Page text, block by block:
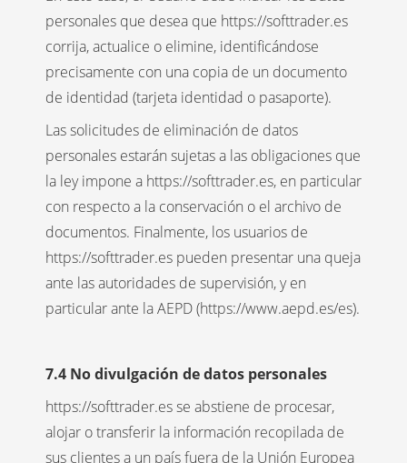
personales que desea que https://softtrader.es
corrija, actualice o elimine, identificándose
precisamente con una copia de un documento
de identidad (tarjeta identidad o pasaporte).
Las solicitudes de eliminación de datos
personales estarán sujetas a las obligaciones que
la ley impone a https://softtrader.es, en particular
con respecto a la conservación o el archivo de
documentos. Finalmente, los usuarios de
https://softtrader.es pueden presentar una queja
ante las autoridades de supervisión, y en
particular ante la AEPD (https://www.aepd.es/es).
7.4 No divulgación de datos personales
https://softtrader.es se abstiene de procesar,
alojar o transferir la información recopilada de
sus clientes a un país fuera de la Unión Europea